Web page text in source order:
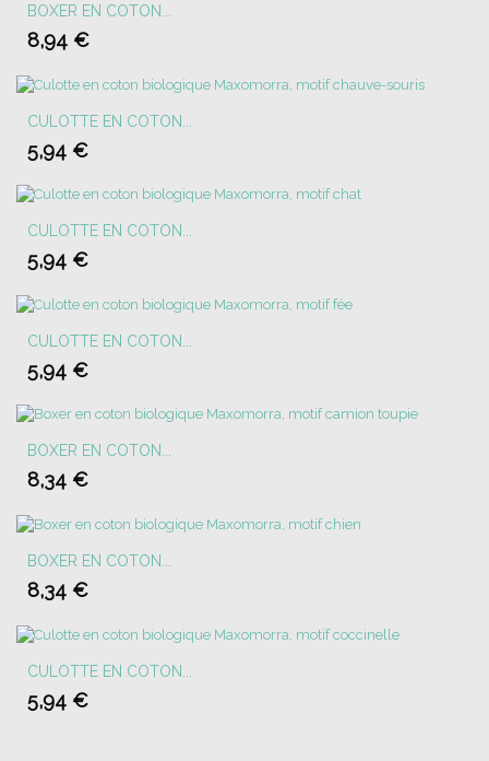
BOXER EN COTON...
8,94 €
CULOTTE EN COTON...
5,94 €
CULOTTE EN COTON...
5,94 €
CULOTTE EN COTON...
5,94 €
BOXER EN COTON...
8,34 €
BOXER EN COTON...
8,34 €
CULOTTE EN COTON...
5,94 €